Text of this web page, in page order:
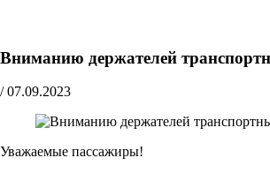
Вниманию держателей
/ 07.09.2023
Уважаемые пассажиры!